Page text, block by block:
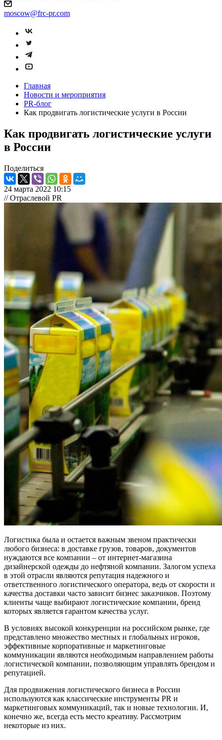
moscow@frc-pr.com
Главная
Новости и мероприятия
PR-блог
Как продвигать логистические услуги в России
Как продвигать логистические услуги
в России
Поделиться
24 марта 2022 10:15
// Отраслевой PR
Логистика была и остается важным звеном практически
любого бизнеса: в доставке грузов, товаров, документов
нуждаются все компании – от интернет-магазина
дизайнерской одежды до нефтяной компании. Залогом успеха
в этой отрасли являются репутация надежного и
ответственного логистического оператора, ведь от скорости и
качества доставки часто зависит бизнес заказчиков. Поэтому
клиенты чаще выбирают логистические компании, бренд
которых является гарантом качества услуг.
В условиях высокой конкуренции на российском рынке, где
представлено множество местных и глобальных игроков,
эффективные корпоративные и маркетинговые
коммуникации являются необходимым направлением работы
логистической компании, позволяющим управлять брендом и
репутацией.
Для продвижения логистического бизнеса в России
используются как классические инструменты PR и
маркетинговых коммуникаций, так и новые технологии. И,
конечно же, всегда есть место креативу. Рассмотрим
некоторые из них.